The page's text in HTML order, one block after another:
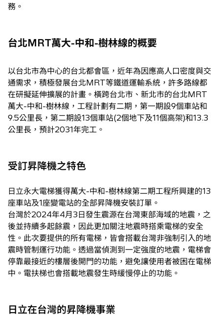
務。
台北MRT萬大-中和-樹林線的概要
以台北市為中心的台北都會區，近年為因應高人口密度與交
通需求，積極發展台北MRT等鐵道運輸系統，許多路線都
在研擬延伸擴展的計畫。橫跨台北市、新北市的台北MRT
萬大-中和-樹林線，工程計劃有二期，第一期設9個車站和
9.5公里長，第二期設13個車站(2個地下及11個高架)和13.3
公里長，預計2031年完工。
受訂昇降機之特色
日立永大電梯獲得萬大-中和-樹林線第二期工程所興建的13
座車站及1座變電站的全部昇降機安裝訂單。
台灣於2024年4月3日發生震源在台灣東部海域的地震，之
後並持續多起餘震，因此更加關注地震時搭乘電梯的安全
性。此次要提供的所有電梯，皆會搭載台灣非強制引入的地
震時管制運行功能。透過當偵測到一定強度的地震，電梯會
停靠最接近的樓層後開門的功能，避免讓使用者被困在電梯
中。電扶梯也會搭載地震發生時緩慢停止的功能。
日立在台灣的昇降機事業